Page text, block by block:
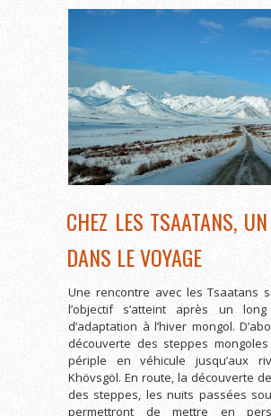
CHEZ LES TSAATANS,
DANS LE VOYAGE
Une rencontre avec les Tsaatans
l’objectif s’atteint après un long
d’adaptation à l’hiver mongol.
découverte des steppes
périple en véhicule jusqu’aux
Khövsgöl. En route, la découverte
des steppes, les nuits passées
permettront de mettre en